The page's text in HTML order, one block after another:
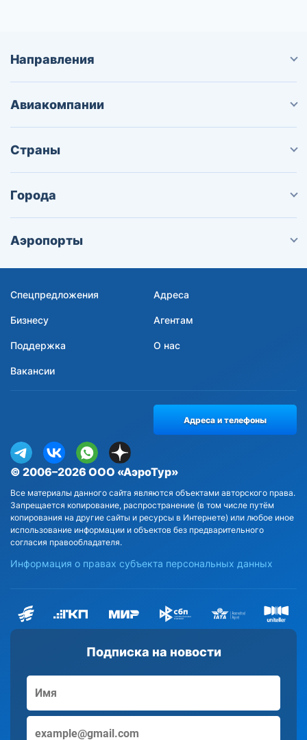
Направления
Авиакомпании
Страны
Города
Аэропорты
Спецпредложения Адреса
Бизнесу Агентам
Поддержка О нас
Вакансии
Подписка на новости
© 2006–2026 ООО «АэроТур»
Все материалы данного сайта являются объектами авторского права.
Запрещается копирование, распространение (в том числе путём
копирования на другие сайты и ресурсы в Интернете) или любое иное
использование информации и объектов без предварительного
согласия правообладателя.
Информация о правах субъекта персональных данных
Адреса и телефоны